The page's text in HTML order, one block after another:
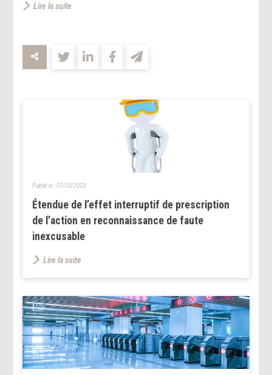
Lire la suite
Étendue de l’effet interruptif de prescription
de l’action en reconnaissance de faute
inexcusable
Publié le :07/03/2023
Lire la suite